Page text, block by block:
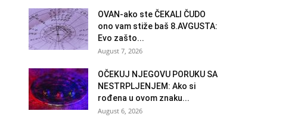
OVAN-ako ste ČEKALI ČUDO
ono vam stiže baš 8.AVGUSTA:
Evo zašto...
August 7, 2026
OČEKUJ NJEGOVU PORUKU SA
NESTRPLJENJEM: Ako si
rođena u ovom znaku...
August 6, 2026